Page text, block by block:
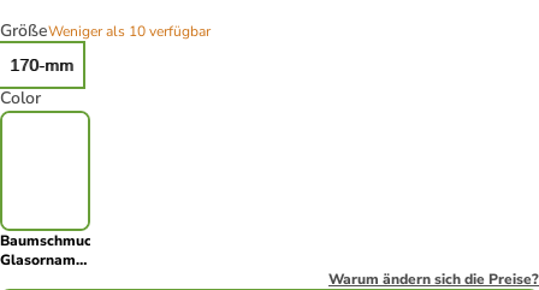
GrößeWeniger als 10 verfügbar
170-mm
Color
Baumschmuck-
Glasornament
Warum ändern sich die Preise?